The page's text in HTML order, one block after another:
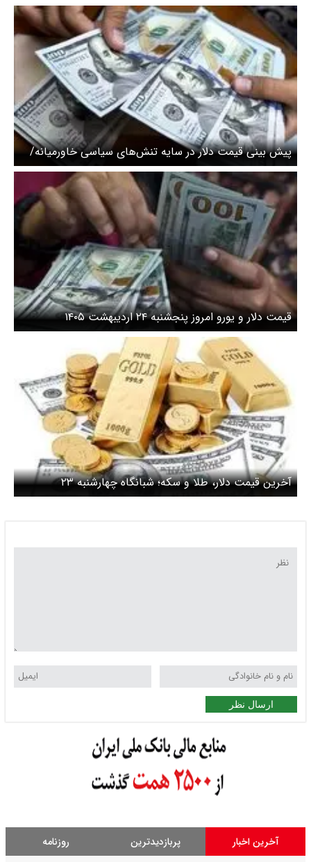
پیش بینی قیمت دلار در سایه تنش‌های سیاسی خاورمیانه/
کف قیمت دلار چقدر است؟
قیمت دلار و یورو امروز پنجشنبه ۲۴ اردیبهشت ۱۴۰۵
آخرین قیمت دلار، طلا و سکه؛ شبانگاه چهارشنبه ۲۳
اردیبهشت ۱۴۰۵/ قیمت طلا نزولی شد
ارسال نظر
آخرین اخبار پربازدیدترین روزنامه